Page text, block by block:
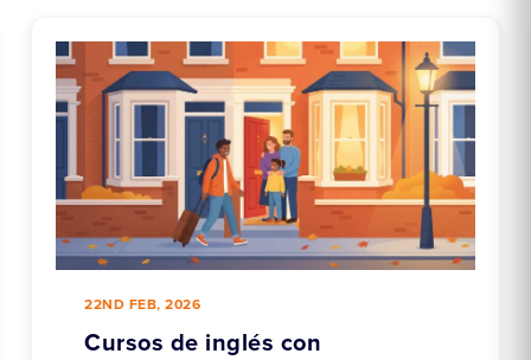
22ND FEB, 2026
Cursos de inglés con